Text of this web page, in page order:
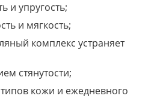
и упругость;
и мягкость;
комплекс устраняет
стянутости;
кожи и ежедневного